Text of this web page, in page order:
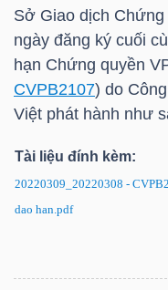
Sở Giao dịch Chứng
ngày đăng ký cuối
hạn Chứng quyền
CVPB2107) do
Việt phát hành như
Tài liệu đính kèm:
20220309_20220308 -
dao han.pdf
BẤT
SẢN
TÀI
CHÍNH